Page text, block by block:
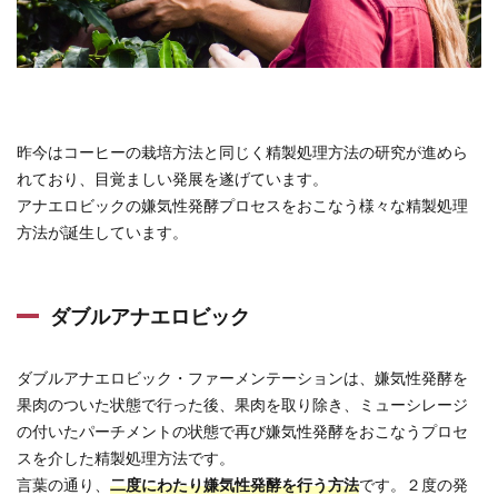
昨今はコーヒーの栽培方法と同じく精製処理方法の研究が進めら
れており、目覚ましい発展を遂げています。
アナエロビックの嫌気性発酵プロセスをおこなう様々な精製処理
方法が誕生しています。
ダブルアナエロビック
ダブルアナエロビック・ファーメンテーションは、嫌気性発酵を
果肉のついた状態で行った後、果肉を取り除き、ミューシレージ
の付いたパーチメントの状態で再び嫌気性発酵をおこなうプロセ
スを介した精製処理方法です。
言葉の通り、 二度にわたり嫌気性発酵を行う方法です。２度の発